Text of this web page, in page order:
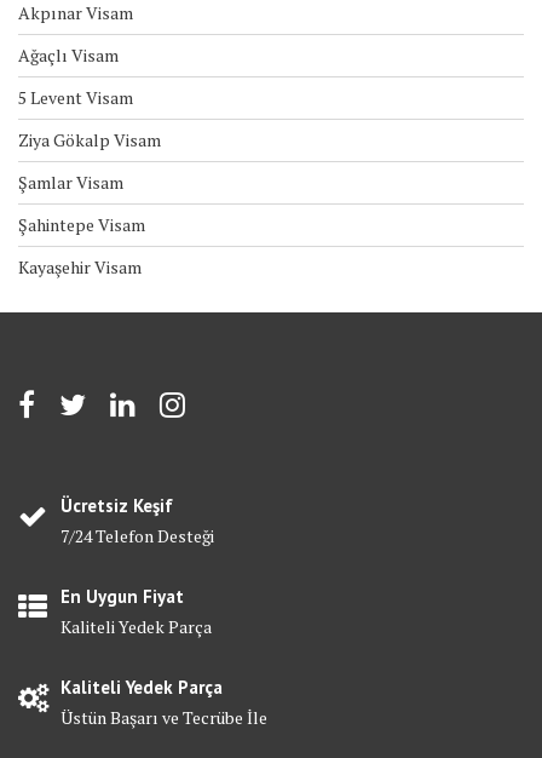
Akpınar Visam
Ağaçlı Visam
5 Levent Visam
Ziya Gökalp Visam
Şamlar Visam
Şahintepe Visam
Kayaşehir Visam
Ücretsiz Keşif
7/24 Telefon Desteği
En Uygun Fiyat
Kaliteli Yedek Parça
Kaliteli Yedek Parça
Üstün Başarı ve Tecrübe İle